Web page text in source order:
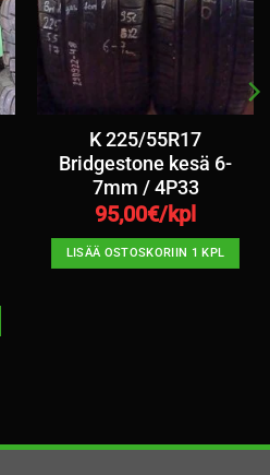
K 225/55R17
Bridgestone kesä 6-
7mm / 4P33
95,00€/kpl
LISÄÄ OSTOSKORIIN 1 KPL